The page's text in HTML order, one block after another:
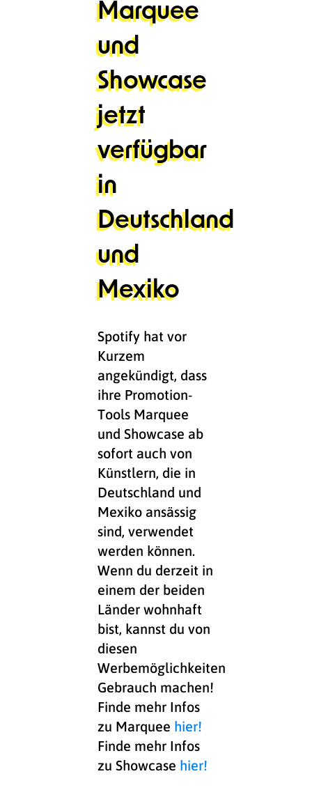
Marquee
und
Showcase
jetzt
verfügbar
in
Deutschland
und
Mexiko
Spotify hat vor
Kurzem
angekündigt, dass
ihre Promotion-
Tools Marquee
und Showcase ab
sofort auch von
Künstlern, die in
Deutschland und
Mexiko ansässig
sind, verwendet
werden können.
Wenn du derzeit in
einem der beiden
Länder wohnhaft
bist, kannst du von
diesen
Werbemöglichkeiten
Gebrauch machen!
Finde mehr Infos
zu Marquee hier!
Finde mehr Infos
zu Showcase hier!